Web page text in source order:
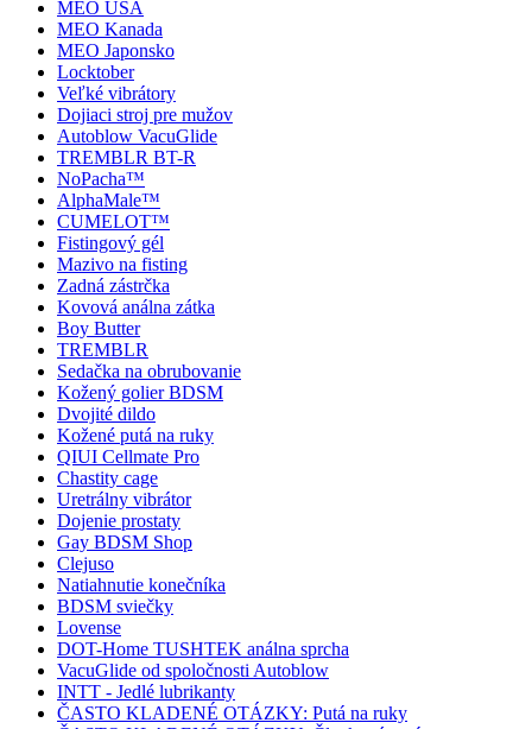
MEO USA
MEO Kanada
MEO Japonsko
Locktober
Veľké vibrátory
Dojiaci stroj pre mužov
Autoblow VacuGlide
TREMBLR BT-R
NoPacha™
AlphaMale™
CUMELOT™
Fistingový gél
Mazivo na fisting
Zadná zástrčka
Kovová análna zátka
Boy Butter
TREMBLR
Sedačka na obrubovanie
Kožený golier BDSM
Dvojité dildo
Kožené putá na ruky
QIUI Cellmate Pro
Chastity cage
Uretrálny vibrátor
Dojenie prostaty
Gay BDSM Shop
Clejuso
Natiahnutie konečníka
BDSM sviečky
Lovense
DOT-Home TUSHTEK análna sprcha
VacuGlide od spoločnosti Autoblow
INTT - Jedlé lubrikanty
ČASTO KLADENÉ OTÁZKY: Putá na ruky